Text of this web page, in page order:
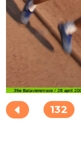
132